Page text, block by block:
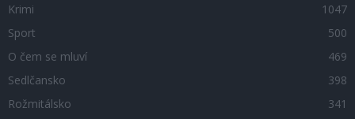
Krimi
1047
Sport
500
O čem se mluví
469
Sedlčansko
398
Rožmitálsko
341